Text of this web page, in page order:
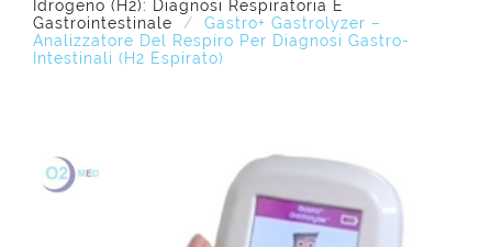
Idrogeno (H2): Diagnosi Respiratoria E
Gastrointestinale
Gastro+ Gastrolyzer –
Analizzatore Del Respiro Per Diagnosi Gastro-
Intestinali (H2 Espirato)